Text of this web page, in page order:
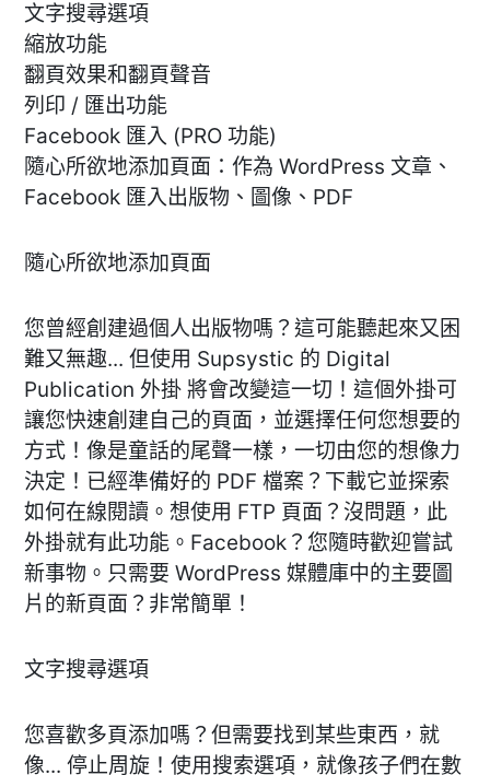
文字搜尋選項
縮放功能
翻頁效果和翻頁聲音
列印 / 匯出功能
Facebook 匯入 (PRO 功能)
隨心所欲地添加頁面：作為 WordPress 文章、
Facebook 匯入出版物、圖像、PDF
隨心所欲地添加頁面
您曾經創建過個人出版物嗎？這可能聽起來又困
難又無趣... 但使用 Supsystic 的 Digital
Publication 外掛 將會改變這一切！這個外掛可
讓您快速創建自己的頁面，並選擇任何您想要的
方式！像是童話的尾聲一樣，一切由您的想像力
決定！已經準備好的 PDF 檔案？下載它並探索
如何在線閱讀。想使用 FTP 頁面？沒問題，此
外掛就有此功能。Facebook？您隨時歡迎嘗試
新事物。只需要 WordPress 媒體庫中的主要圖
片的新頁面？非常簡單！
文字搜尋選項
您喜歡多頁添加嗎？但需要找到某些東西，就
像... 停止周旋！使用搜索選項，就像孩子們在數